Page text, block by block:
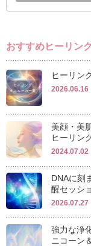
おすすめヒーリン
ヒーリン
2026.06.16
美顔・美
ヒーリン
2024.07.02
DNAに刻
醒セッシ
2026.07.27
強力な浄
ニコーン